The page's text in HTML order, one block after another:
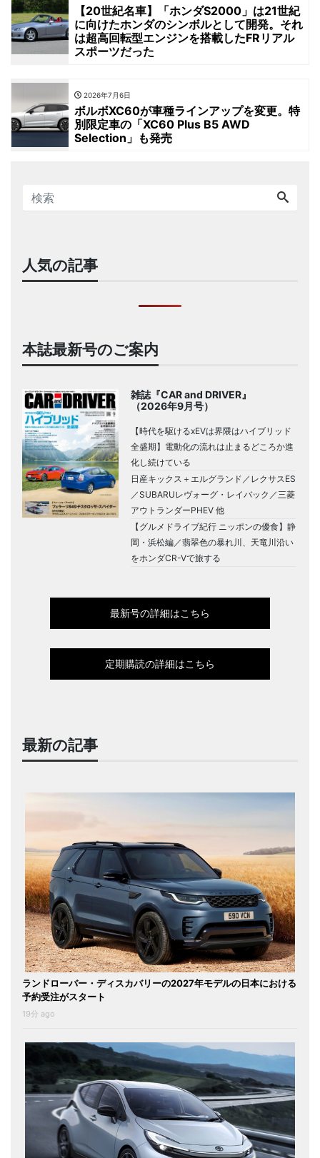
【20世紀名車】「ホンダS2000」は21世紀
に向けたホンダのシンボルとして開発。それ
は超高回転型エンジンを搭載したFRリアル
スポーツだった
2026年7月6日
ボルボXC60が車種ラインアップを変更。特
別限定車の「XC60 Plus B5 AWD
Selection」も発売
人気の記事
本誌最新号のご案内
雑誌『CAR and DRIVER』
（2026年9月号）
【時代を駆けるxEVは界隈はハイブリッド
全盛期】電動化の流れは止まるどころか進
化し続けている
日産キックス＋エルグランド／レクサスES
／SUBARUレヴォーグ・レイバック／三菱
アウトランダーPHEV 他
【グルメドライブ紀行 ニッポンの優食】静
岡・浜松編／翡翠色の暴れ川、天竜川沿い
をホンダCR-Vで旅する
最新号の詳細はこちら
定期購読の詳細はこちら
最新の記事
ランドローバー・ディスカバリーの2027年モデルの日本における
予約受注がスタート
19分 ago